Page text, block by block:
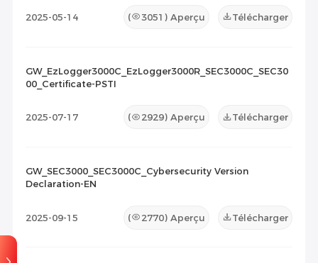
Document de maintenance(0) Autres(0)
2025-05-14 ( 3051 ) Aperçu Télécharger
GW_EzLogger3000C_EzLogger3000R_SEC3000C_SEC30
00_Certificate-PSTI
2025-07-17 ( 2929) Aperçu Télécharger
GW_SEC3000_SEC3000C_Cybersecurity Version
Declaration-EN
2025-09-15 ( 2770) Aperçu Télécharger